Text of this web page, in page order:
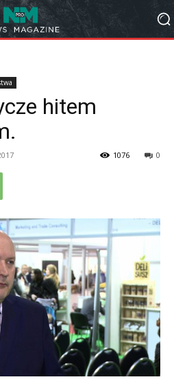
hitem
0
1076